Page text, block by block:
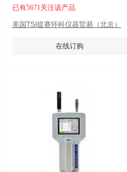
已有5671关注该产品
美国TSI提赛环科仪器贸易（北京）
在线订购